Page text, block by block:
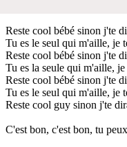
Reste cool bébé sinon j'te
Tu es le seul qui m'aille, je
Reste cool bébé sinon j'te
Tu es la seule qui m'aille,
Reste cool bébé sinon j'te
Tu es le seul qui m'aille, je
Reste cool guy sinon j'te
C'est bon, c'est bon, tu